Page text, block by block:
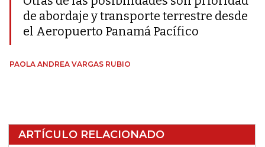
de abordaje y transporte terrestre desde
el Aeropuerto Panamá Pacífico
PAOLA ANDREA VARGAS RUBIO
ARTÍCULO RELACIONADO